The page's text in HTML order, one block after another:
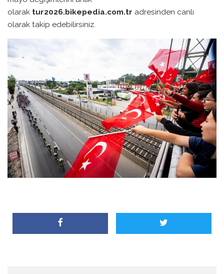
olarak tur2026.bikepedia.com.tr adresinden canlı
olarak takip edebilirsiniz.